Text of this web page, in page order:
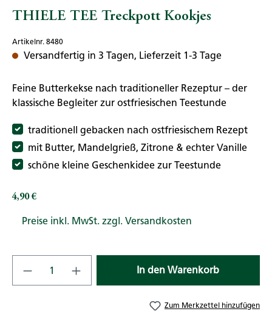
THIELE TEE Treckpott Kookjes
Artikelnr. 8480
Versandfertig in 3 Tagen, Lieferzeit 1-3 Tage
Feine Butterkekse nach traditioneller Rezeptur – der
klassische Begleiter zur ostfriesischen Teestunde
traditionell gebacken nach ostfriesischem Rezept
mit Butter, Mandelgrieß, Zitrone & echter Vanille
schöne kleine Geschenkidee zur Teestunde
Regulärer Preis:
4,90 €
Preise inkl. MwSt. zzgl. Versandkosten
Produkt Anzahl: Gib den gewünschten
In den Warenkorb
Zum Merkzettel hinzufügen